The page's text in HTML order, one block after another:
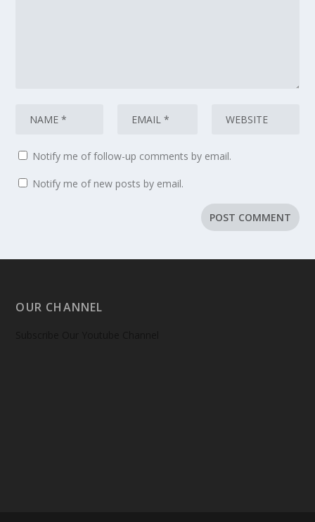
Notify me of follow-up comments by email.
Notify me of new posts by email.
OUR CHANNEL